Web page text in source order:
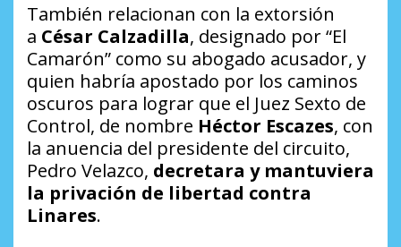
También relacionan con la extorsión
a César Calzadilla, designado por “El
Camarón” como su abogado acusador, y
quien habría apostado por los caminos
oscuros para lograr que el Juez Sexto de
Control, de nombre Héctor Escazes, con
la anuencia del presidente del circuito,
Pedro Velazco, decretara y mantuviera
la privación de libertad contra
Linares.